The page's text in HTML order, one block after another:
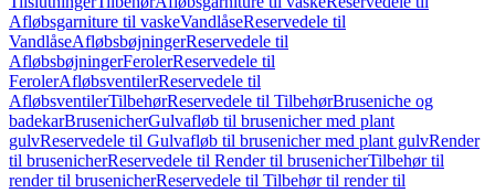
Afløbsgarniture til vaskeVandlåseReservedele til
VandlåseAfløbsbøjningerReservedele til
AfløbsbøjningerFerolerReservedele til
FerolerAfløbsventilerReservedele til
AfløbsventilerTilbehørReservedele til TilbehørBruseniche og
badekarBrusenicherGulvafløb til brusenicher med plant
gulvReservedele til Gulvafløb til brusenicher med plant gulvRender
til brusenicherReservedele til Render til brusenicherTilbehør til
render til brusenicherReservedele til Tilbehør til render til